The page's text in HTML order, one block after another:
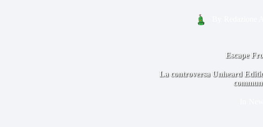
Escape
La controversa Unheard